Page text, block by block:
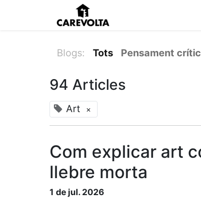
Blogs: Tots Pensament crític
94 Articles
Art ×
Com explicar art
llebre morta
1 de jul. 2026